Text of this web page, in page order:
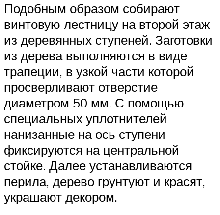
Подобным образом собирают
винтовую лестницу на второй этаж
из деревянных ступеней. Заготовки
из дерева выполняются в виде
трапеции, в узкой части которой
просверливают отверстие
диаметром 50 мм. С помощью
специальных уплотнителей
нанизанные на ось ступени
фиксируются на центральной
стойке. Далее устанавливаются
перила, дерево грунтуют и красят,
украшают декором.